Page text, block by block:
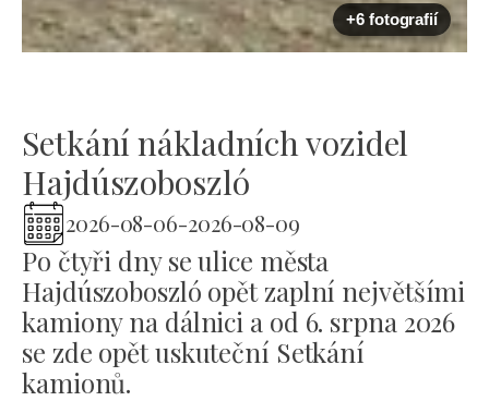
+6 fotografií
Setkání nákladních vozidel
Hajdúszoboszló
2026-08-06-2026-08-09
Po čtyři dny se ulice města
Hajdúszoboszló opět zaplní největšími
kamiony na dálnici a od 6. srpna 2026
se zde opět uskuteční Setkání
kamionů.